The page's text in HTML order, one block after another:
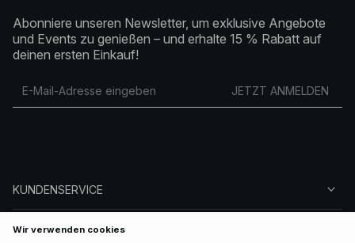
Abonniere unseren Newsletter, um exklusive Angebote
und Events zu genießen – und erhalte 15 % Rabatt auf
deinen ersten Einkauf!
JETZT ANMELDEN
KUNDENSERVICE
ÜBER NA-KD